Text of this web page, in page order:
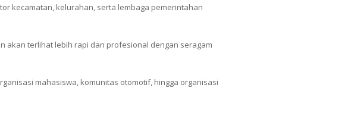
kecamatan, kelurahan, serta lembaga pemerintahan
akan terlihat lebih rapi dan profesional dengan seragam
mahasiswa, komunitas otomotif, hingga organisasi